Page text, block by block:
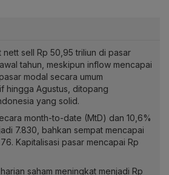
nett sell Rp 50,95 triliun di pasar
tahun, meskipun inflow mencapai
modal secara umum
hingga Agustus, ditopang
yang solid.
month-to-date (MtD) dan 10,6%
7.830, bahkan sempat mencapai
Kapitalisasi pasar mencapai Rp
saham meningkat menjadi Rp